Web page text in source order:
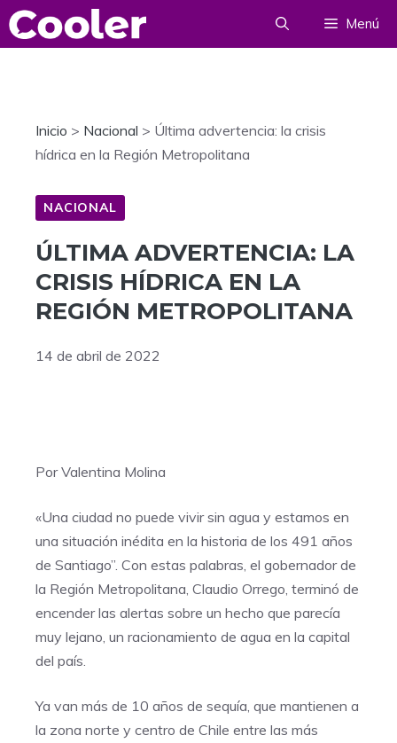
Saltar
al
Menú
Inicio > Nacional > Última advertencia: la crisis
hídrica en la Región Metropolitana
NACIONAL
ÚLTIMA ADVERTENCIA: LA
CRISIS HÍDRICA EN LA
REGIÓN METROPOLITANA
14 de abril de 2022
Por Valentina Molina
«Una ciudad no puede vivir sin agua y estamos en
una situación inédita en la historia de los 491 años
de Santiago”. Con estas palabras, el gobernador de
la Región Metropolitana, Claudio Orrego, terminó de
encender las alertas sobre un hecho que parecía
muy lejano, un racionamiento de agua en la capital
del país.
Ya van más de 10 años de sequía, que mantienen a
la zona norte y centro de Chile entre las más